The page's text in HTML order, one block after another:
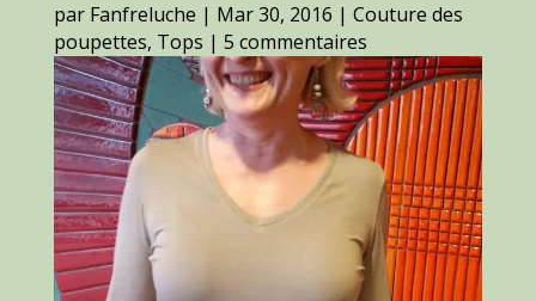
par Fanfreluche | Mar 30, 2016 | Couture des
poupettes, Tops | 5 commentaires